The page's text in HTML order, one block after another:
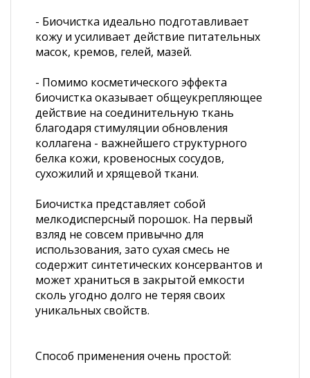
- Биочистка идеально подготавливает
кожу и усиливает действие питательных
масок, кремов, гелей, мазей.
- Помимо косметического эффекта
биочистка оказывает общеукрепляющее
действие на соединительную ткань
благодаря стимуляции обновления
коллагена - важнейшего структурного
белка кожи, кровеносных сосудов,
сухожилий и хрящевой ткани.
Биочистка представляет собой
мелкодисперсный порошок. На первый
взляд не совсем привычно для
использования, зато сухая смесь не
содержит синтетических консервантов и
может храниться в закрытой емкости
сколь угодно долго не теряя своих
уникальных свойств.
Способ применения очень простой: